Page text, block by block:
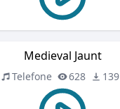
Medieval Jaunt
Telefone 628 139